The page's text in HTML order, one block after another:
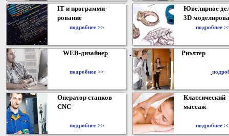
IT и программи-
рование
подробнее >>
Ювелирное
3D
подробнее
WEB-дизайнер
подробнее >>
Риэлтер
Оператор станков
CNC
подробнее >>
Классический
массаж
подробнее